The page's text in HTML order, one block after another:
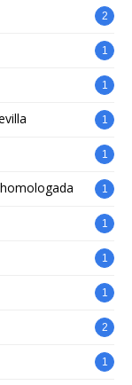
2
1
1
1
1
1
1
1
1
2
1